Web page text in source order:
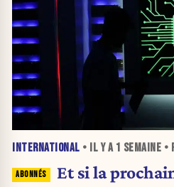
INTERNATIONAL • IL Y A 1 SEMAINE •
Et si la